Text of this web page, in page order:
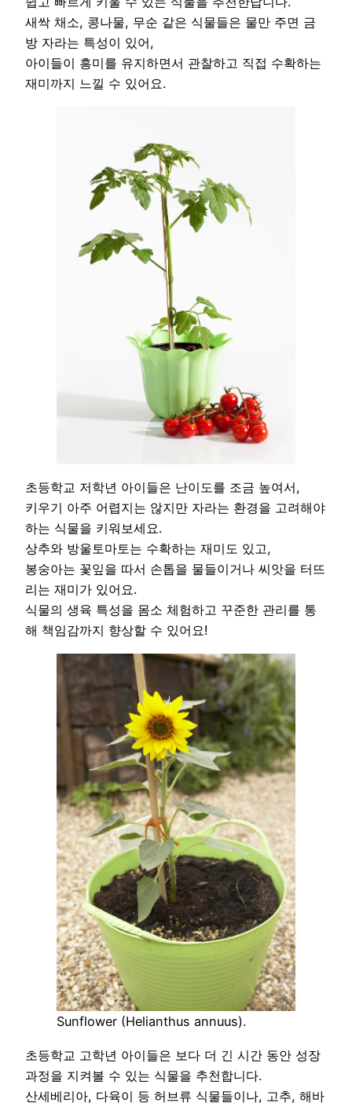
새싹 채소, 콩나물, 무순 같은 식물들은 물만 주면 금
방 자라는 특성이 있어,
아이들이 흥미를 유지하면서 관찰하고 직접 수확하는
재미까지 느낄 수 있어요.
초등학교 저학년 아이들은 난이도를 조금 높여서,
키우기 아주 어렵지는 않지만 자라는 환경을 고려해야
하는 식물을 키워보세요.
상추와 방울토마토는 수확하는 재미도 있고,
봉숭아는 꽃잎을 따서 손톱을 물들이거나 씨앗을 터뜨
리는 재미가 있어요.
식물의 생육 특성을 몸소 체험하고 꾸준한 관리를 통
해 책임감까지 향상할 수 있어요!
Sunflower (Helianthus annuus).
초등학교 고학년 아이들은 보다 더 긴 시간 동안 성장
과정을 지켜볼 수 있는 식물을 추천합니다.
산세베리아, 다육이 등 허브류 식물들이나, 고추, 해바